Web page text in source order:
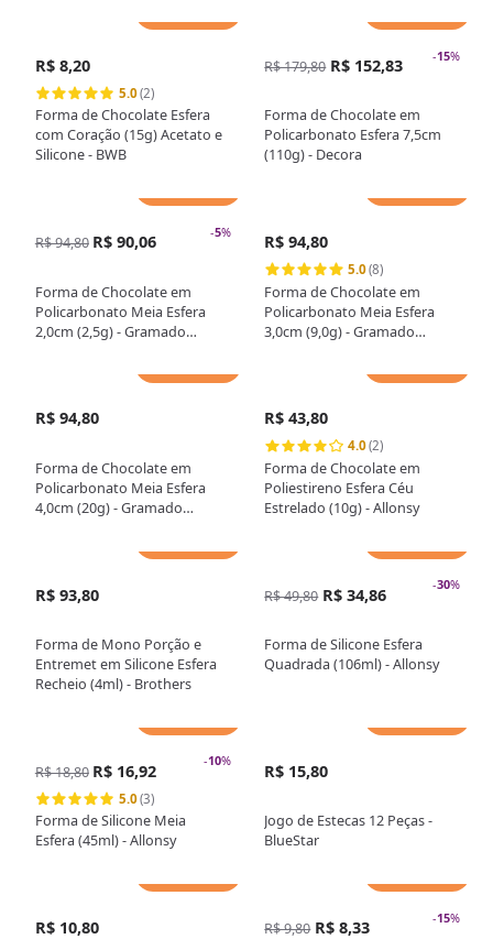
R$ 8,20
5.0(2)
Forma de Chocolate Esfera
com Coração (15g) Acetato e
Silicone - BWB
-15%
R$ 179,80 R$ 152,83
Forma de Chocolate em
Policarbonato Esfera 7,5cm
(110g) - Decora
-5%
R$ 94,80 R$ 90,06
Forma de Chocolate em
Policarbonato Meia Esfera
2,0cm (2,5g) - Gramado
R$ 94,80
5.0(8)
Forma de Chocolate em
Policarbonato Meia Esfera
3,0cm (9,0g) - Gramado
R$ 94,80
Forma de Chocolate em
Policarbonato Meia Esfera
4,0cm (20g) - Gramado
R$ 43,80
4.0(2)
Forma de Chocolate em
Poliestireno Esfera Céu
Estrelado (10g) - Allonsy
R$ 93,80
Forma de Mono Porção e
Entremet em Silicone Esfera
Recheio (4ml) - Brothers
-30%
R$ 49,80 R$ 34,86
Forma de Silicone Esfera
Quadrada (106ml) - Allonsy
-10%
R$ 18,80 R$ 16,92
5.0(3)
Forma de Silicone Meia
Esfera (45ml) - Allonsy
R$ 15,80
Jogo de Estecas 12 Peças -
BlueStar
R$ 10,80 -15%
R$ 9,80 R$ 8,33